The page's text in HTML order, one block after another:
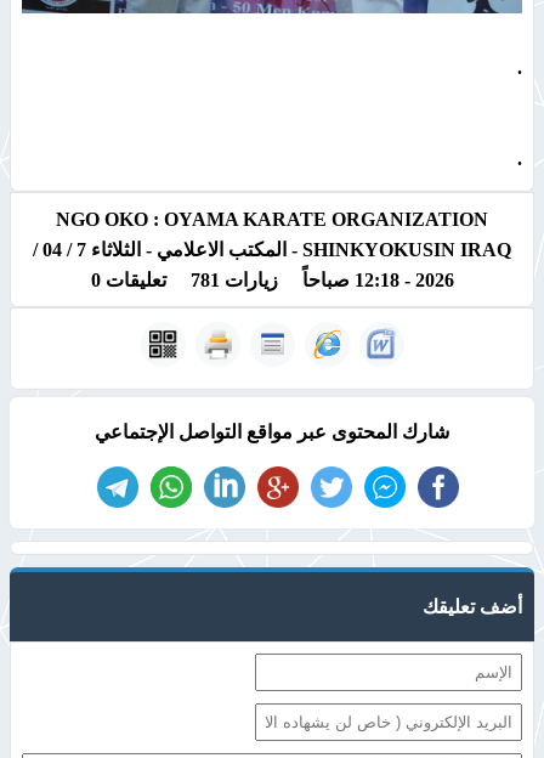
.
.
NGO OKO : OYAMA KARATE ORGANIZATION
SHINKYOKUSIN IRAQ -
المكتب الاعلامي -
الثلاثاء 7 / 04 /
2026 - 12:18 صباحاً زيارات 781 تعليقات 0
شارك المحتوى عبر مواقع التواصل الإجتماعي
أضف تعليقك